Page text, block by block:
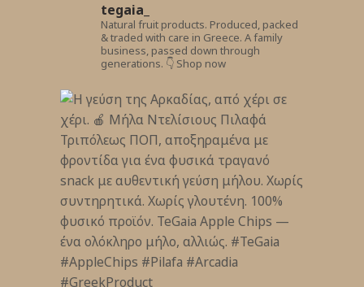
tegaia_
Natural fruit products. Produced, packed
& traded with care in Greece. A family
business, passed down through
generations. 👇 Shop now